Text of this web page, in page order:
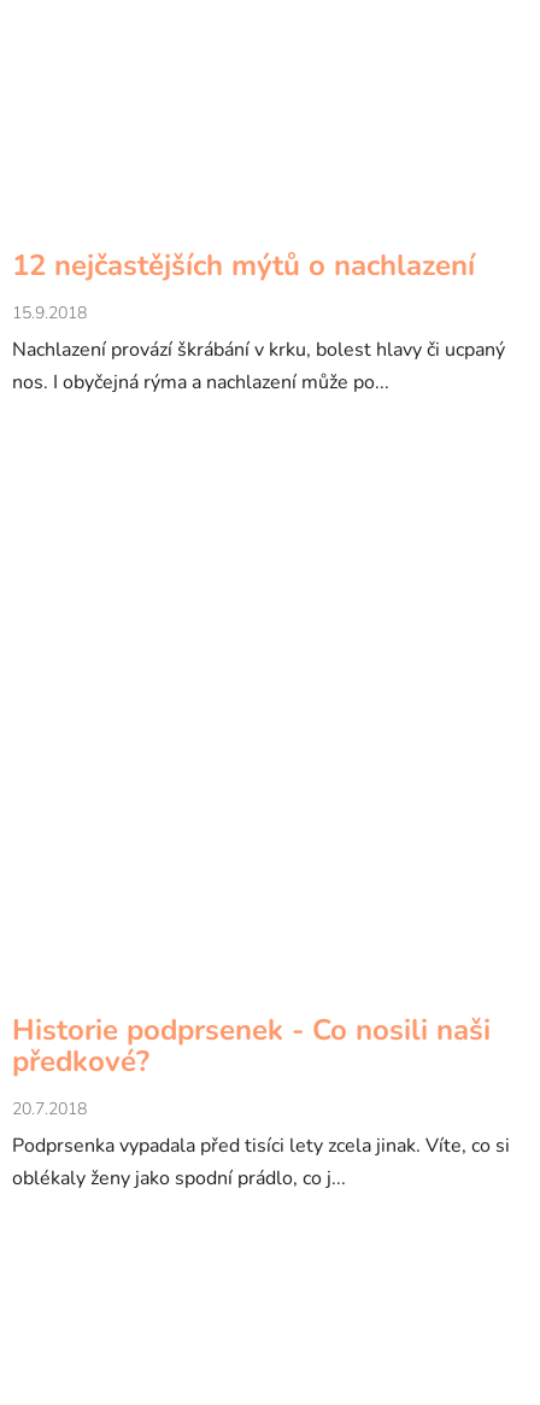
12 nejčastějších mýtů o nachlazení
15.9.2018
Nachlazení provází škrábání v krku, bolest hlavy či ucpaný
nos. I obyčejná rýma a nachlazení může po...
Historie podprsenek - Co nosili naši
předkové?
20.7.2018
Podprsenka vypadala před tisíci lety zcela jinak. Víte, co si
oblékaly ženy jako spodní prádlo, co j...